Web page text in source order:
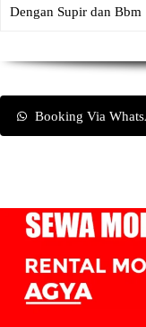
Dengan Supir dan Bbm
Booking Via